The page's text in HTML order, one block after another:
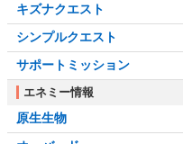
キズナクエスト
シンプルクエスト
サポートミッション
エネミー情報
原生生物